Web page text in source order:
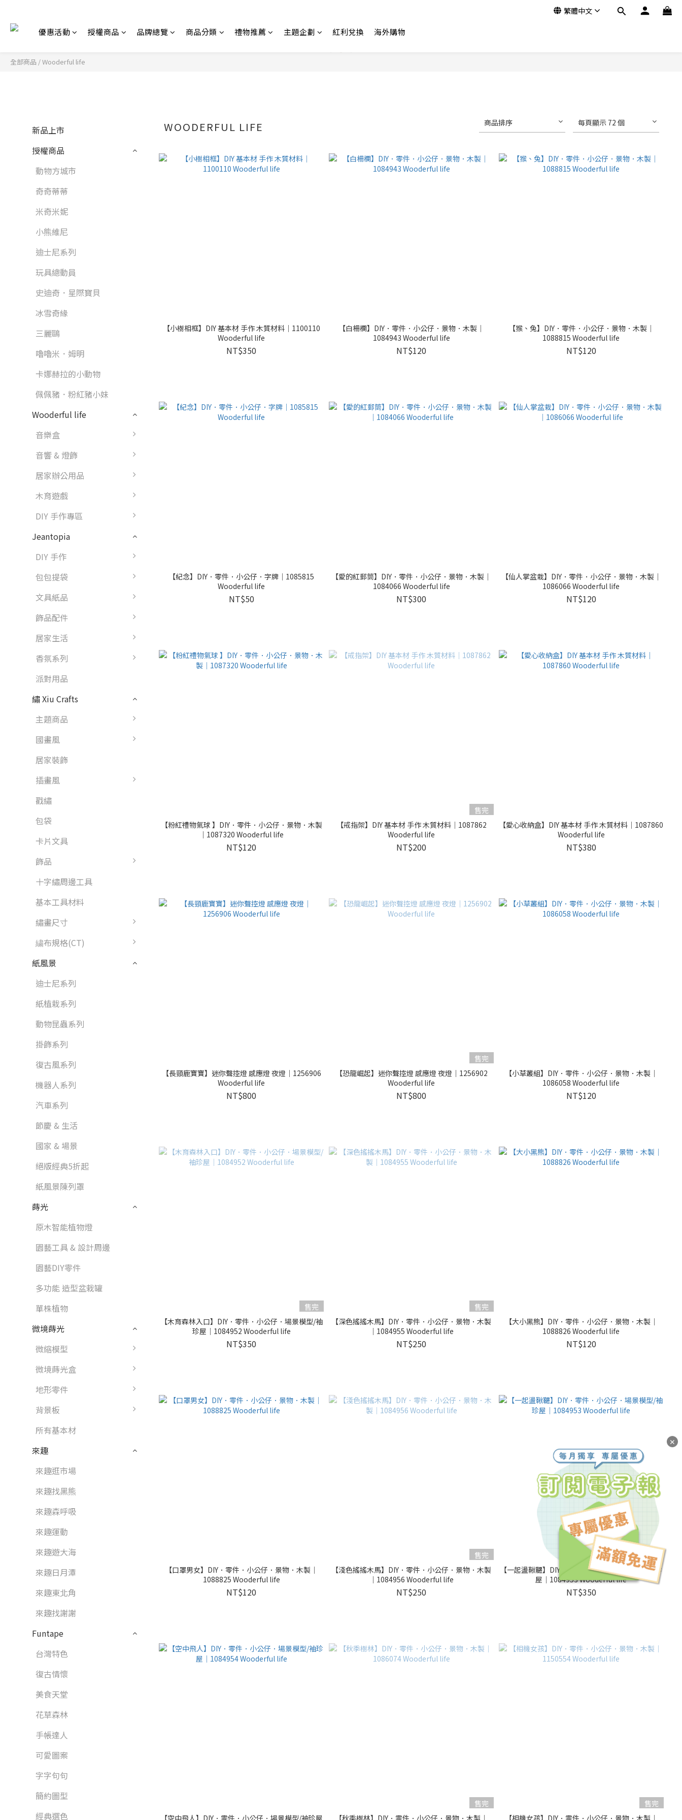
繁體中文
優惠活動 授權商品 品牌總覽 商品分類 禮物推薦 主題企劃 紅利兌換 海外購物
全部商品 /Wooderful life
新品上市
授權商品
動物方城市
奇奇蒂蒂
米奇米妮
小熊維尼
迪士尼系列
玩具總動員
史迪奇．星際寶貝
冰雪奇緣
三麗鷗
嚕嚕米．姆明
卡娜赫拉的小動物
佩佩豬．粉紅豬小妹
Wooderful life
音樂盒
音響 & 燈飾
居家辦公用品
木育遊戲
DIY 手作專區
Jeantopia
DIY 手作
包包提袋
文具紙品
飾品配件
居家生活
香氛系列
派對用品
繡 Xiu Crafts
主題商品
國畫風
居家裝飾
插畫風
戳繡
包袋
卡片文具
飾品
十字繡周邊工具
基本工具材料
繡畫尺寸
繍布規格(CT)
紙風景
迪士尼系列
紙植栽系列
動物昆蟲系列
掛飾系列
復古風系列
機器人系列
汽車系列
節慶 & 生活
國家 & 場景
絕版經典5折起
紙風景陳列罩
蒔光
原木智能植物燈
園藝工具 & 設計周邊
園藝DIY零件
多功能 造型盆栽罐
單株植物
微境蒔光
微縮模型
微境蒔光盒
地形零件
背景板
所有基本材
來趣
來趣逛市場
來趣找黑熊
來趣森呼吸
來趣運動
來趣遊大海
來趣日月潭
來趣東北角
來趣找謝謝
Funtape
台灣特色
復古情懷
美食天堂
花草森林
手帳達人
可愛圖案
字字句句
簡約圖型
經典選色
WOODERFUL LIFE 商品排序 每頁顯示 72 個
【小樹相框】DIY 基本材 手作 木質材料｜1100110
Wooderful life
NT$350
【白柵欄】DIY．零件．小公仔．景物．木製｜
1084943 Wooderful life
NT$120
【猴、兔】DIY．零件．小公仔．景物．木製｜
1088815 Wooderful life
NT$120
【紀念】DIY．零件．小公仔．字牌｜1085815
Wooderful life
NT$50
【愛的紅郵筒】DIY．零件．小公仔．景物．木製｜
1084066 Wooderful life
NT$300
【仙人掌盆栽】DIY．零件．小公仔．景物．木製｜
1086066 Wooderful life
NT$120
【粉紅禮物氣球 】DIY．零件．小公仔．景物．木製
｜1087320 Wooderful life
NT$120
售完
【戒指架】DIY 基本材 手作 木質材料｜1087862
Wooderful life
NT$200
【愛心收納盒】DIY 基本材 手作 木質材料｜1087860
Wooderful life
NT$380
【長頸鹿寶寶】迷你聲控燈 感應燈 夜燈｜1256906
Wooderful life
NT$800
售完
【恐龍崛起】迷你聲控燈 感應燈 夜燈｜1256902
Wooderful life
NT$800
【小草叢組】DIY．零件．小公仔．景物．木製｜
1086058 Wooderful life
NT$120
售完
【木育森林入口】DIY．零件．小公仔．場景模型/袖
珍屋｜1084952 Wooderful life
NT$350
售完
【深色搖搖木馬】DIY．零件．小公仔．景物．木製
｜1084955 Wooderful life
NT$250
【大小黑熊】DIY．零件．小公仔．景物．木製｜
1088826 Wooderful life
NT$120
【口罩男女】DIY．零件．小公仔．景物．木製｜
1088825 Wooderful life
NT$120
售完
【淺色搖搖木馬】DIY．零件．小公仔．景物．木製
｜1084956 Wooderful life
NT$250
【一起盪鞦韆】DIY．零件．小公仔．場景模型/袖珍
屋｜1084953 Wooderful life
NT$350
【空中飛人】DIY．零件．小公仔．場景模型/袖珍屋
售完
【秋季樹林】DIY．零件．小公仔．景物．木製｜
售完
【相機女孩】DIY．零件．小公仔．景物．木製｜
✕